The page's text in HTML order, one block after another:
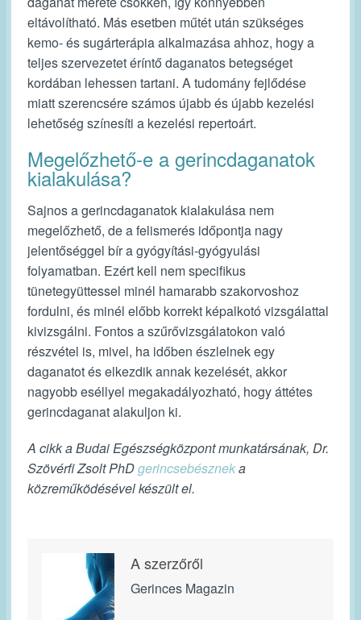
eltávolítható. Más esetben műtét után szükséges
kemo- és sugárterápia alkalmazása ahhoz, hogy a
teljes szervezetet éríntő daganatos betegséget
kordában lehessen tartani. A tudomány fejlődése
miatt szerencsére számos újabb és újabb kezelési
lehetőség színesíti a kezelési repertoárt.
Megelőzhető-e a gerincdaganatok
kialakulása?
Sajnos a gerincdaganatok kialakulása nem
megelőzhető, de a felismerés időpontja nagy
jelentőséggel bír a gyógyítási-gyógyulási
folyamatban. Ezért kell nem specifikus
tünetegyüttessel minél hamarabb szakorvoshoz
fordulni, és minél előbb korrekt képalkotó vizsgálattal
kivizsgálni. Fontos a szűrővizsgálatokon való
részvétel is, mivel, ha időben észlelnek egy
daganatot és elkezdik annak kezelését, akkor
nagyobb eséllyel megakadályozható, hogy áttétes
gerincdaganat alakuljon ki.
A cikk a Budai Egészségközpont munkatársának, Dr.
Szövérfi Zsolt PhDgerincsebészneka
közreműködésével készült el.
A szerzőről
Gerinces Magazin